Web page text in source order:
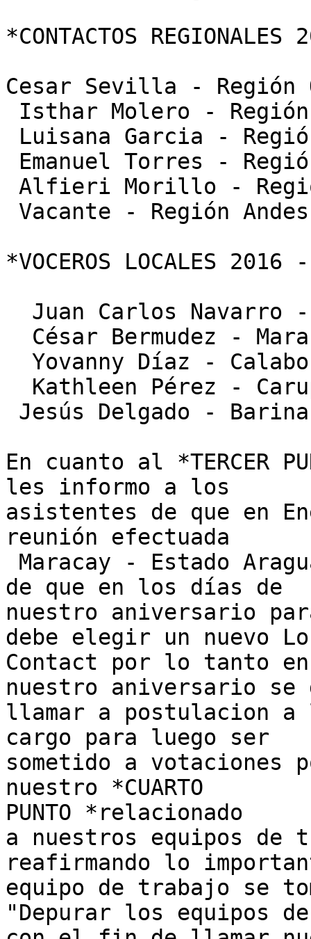
*CONTACTOS
Cesar Sevilla - Región
*VOCEROS LOCALES
En cuanto al *TERCER
les informo a los
asistentes de que en
reunión efectuada
de que en los días de
nuestro aniversario
debe elegir un nuevo
Contact por lo tanto
nuestro aniversario se
llamar a postulacion a
cargo para luego ser
sometido a
nuestro *CUARTO
PUNTO *relacionado
a nuestros equipos de
reafirmando lo
equipo de trabajo se
"Depurar los equipos